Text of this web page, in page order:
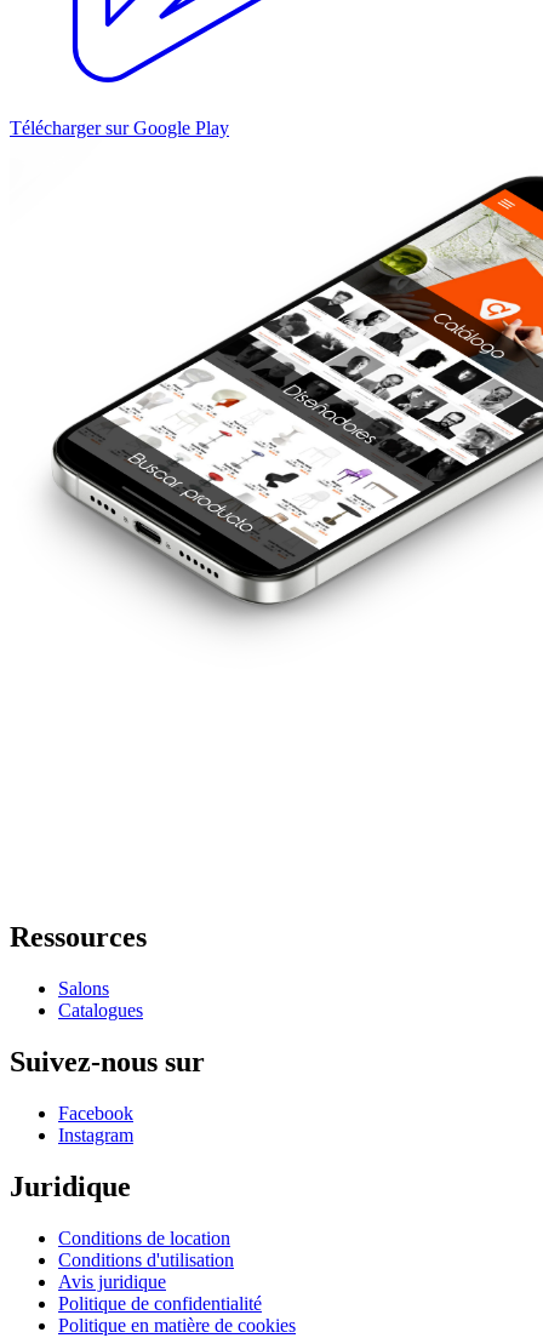
Télécharger sur Google Play
Ressources
Salons
Catalogues
Suivez-nous sur
Facebook
Instagram
Juridique
Conditions de location
Conditions d'utilisation
Avis juridique
Politique de confidentialité
Politique en matière de cookies